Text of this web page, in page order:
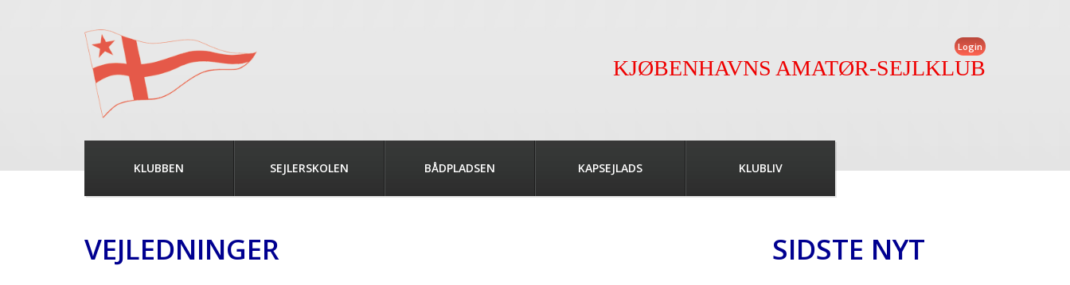
Login
KJØBENHAVNS AMATØR-SEJLKLUB
KLUBBEN SEJLERSKOLEN BÅDPLADSEN KAPSEJLADS KLUBLIV
SIDSTE NYT
VEJLEDNINGER